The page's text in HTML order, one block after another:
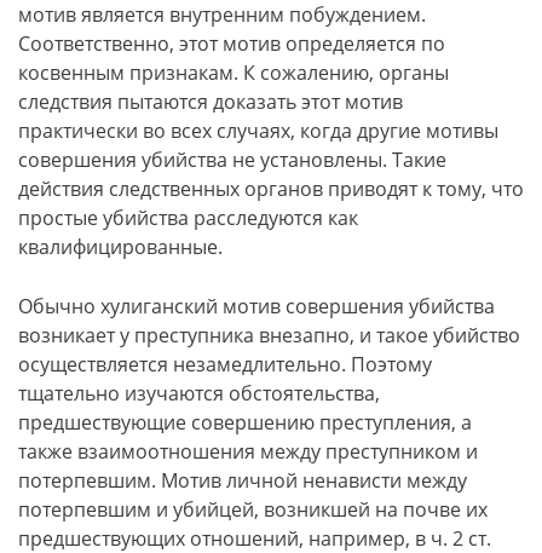
мотив является внутренним побуждением.
Соответственно, этот мотив определяется по
косвенным признакам. К сожалению, органы
следствия пытаются доказать этот мотив
практически во всех случаях, когда другие мотивы
совершения убийства не установлены. Такие
действия следственных органов приводят к тому, что
простые убийства расследуются как
квалифицированные.
Обычно хулиганский мотив совершения убийства
возникает у преступника внезапно, и такое убийство
осуществляется незамедлительно. Поэтому
тщательно изучаются обстоятельства,
предшествующие совершению преступления, а
также взаимоотношения между преступником и
потерпевшим. Мотив личной ненависти между
потерпевшим и убийцей, возникшей на почве их
предшествующих отношений, например, в ч. 2 ст.